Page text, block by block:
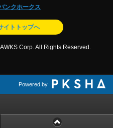
イトトップへ
Corp. All Rights Reserved.
Powered by